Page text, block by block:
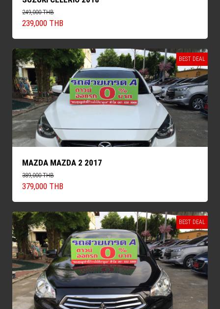
249,000 THB
239,000 THB
BEST DEAL
MAZDA MAZDA 2 2017
389,000 THB
379,000 THB
BEST DEAL